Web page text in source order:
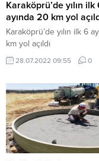
Karaköprü’de yılın ilk
ayında 20 km yol
Karaköprü’de yılın ilk 6
km yol açıldı
28.07.2022 09:55 0